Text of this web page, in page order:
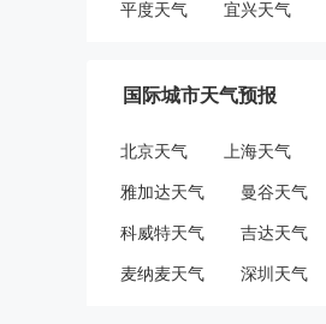
平度天气 宜兴天气
国际城市天气预报
北京天气 上海天气
雅加达天气 曼谷天气
科威特天气 吉达天气
麦纳麦天气 深圳天气